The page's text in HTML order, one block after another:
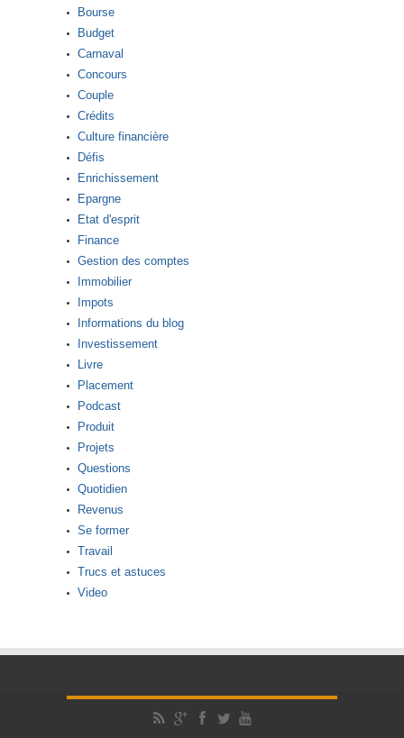
Bourse
Budget
Carnaval
Concours
Couple
Crédits
Culture financière
Défis
Enrichissement
Epargne
Etat d'esprit
Finance
Gestion des comptes
Immobilier
Impots
Informations du blog
Investissement
Livre
Placement
Podcast
Produit
Projets
Questions
Quotidien
Revenus
Se former
Travail
Trucs et astuces
Video